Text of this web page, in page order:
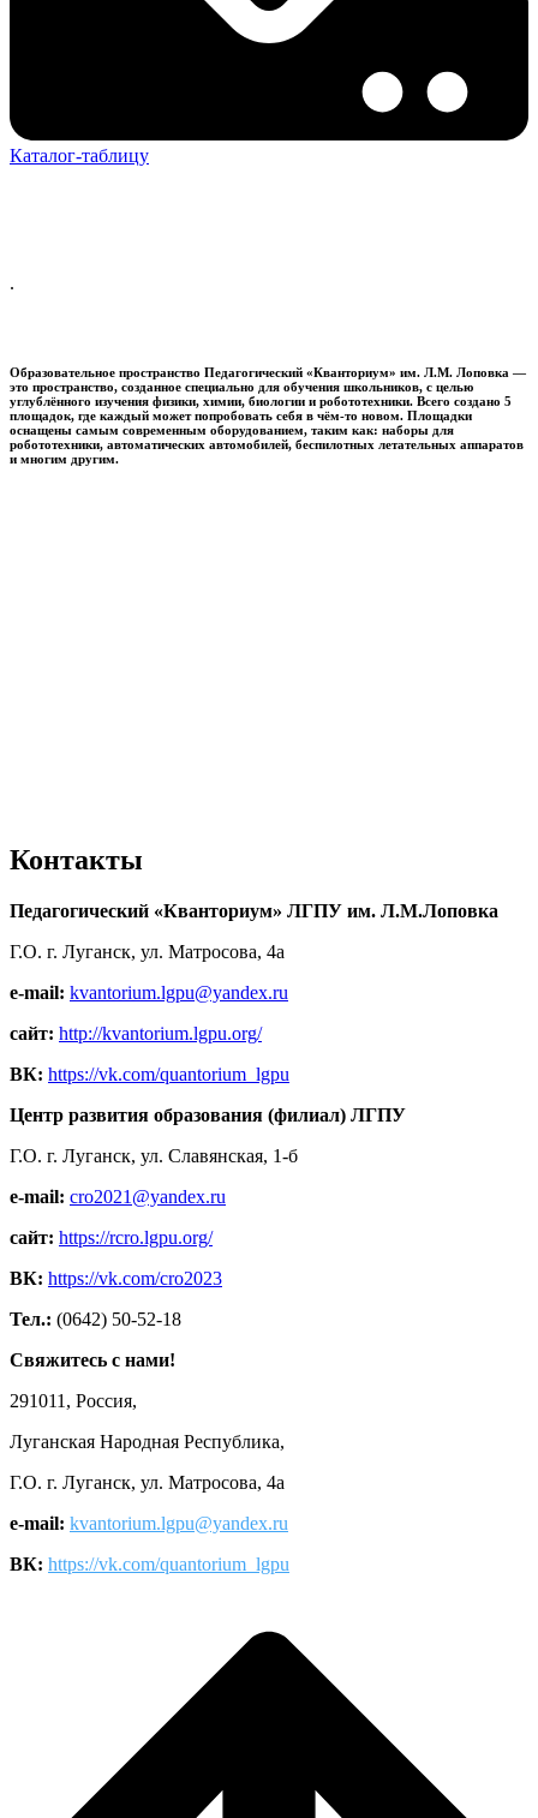
Каталог-таблицу
.
Образовательное пространство Педагогический «Кванториум» им. Л.М. Лоповка —
это пространство, созданное специально для обучения школьников, с целью
углублённого изучения физики, химии, биологии и робототехники. Всего создано 5
площадок, где каждый может попробовать себя в чём-то новом. Площадки
оснащены самым современным оборудованием, таким как: наборы для
робототехники, автоматических автомобилей, беспилотных летательных аппаратов
и многим другим.
Контакты
Педагогический «Кванториум» ЛГПУ им. Л.М.Лоповка
Г.О. г. Луганск, ул. Матросова, 4а
e-mail: kvantorium.lgpu@yandex.ru
сайт: http://kvantorium.lgpu.org/
ВК: https://vk.com/quantorium_lgpu
Центр развития образования (филиал) ЛГПУ
Г.О. г. Луганск, ул. Славянская, 1-б
e-mail: cro2021@yandex.ru
сайт: https://rcro.lgpu.org/
ВК: https://vk.com/cro2023
Тел.: (0642) 50-52-18
Свяжитесь с нами!
291011, Россия,
Луганская Народная Республика,
Г.О. г. Луганск, ул. Матросова, 4а
e-mail: kvantorium.lgpu@yandex.ru
ВК: https://vk.com/quantorium_lgpu